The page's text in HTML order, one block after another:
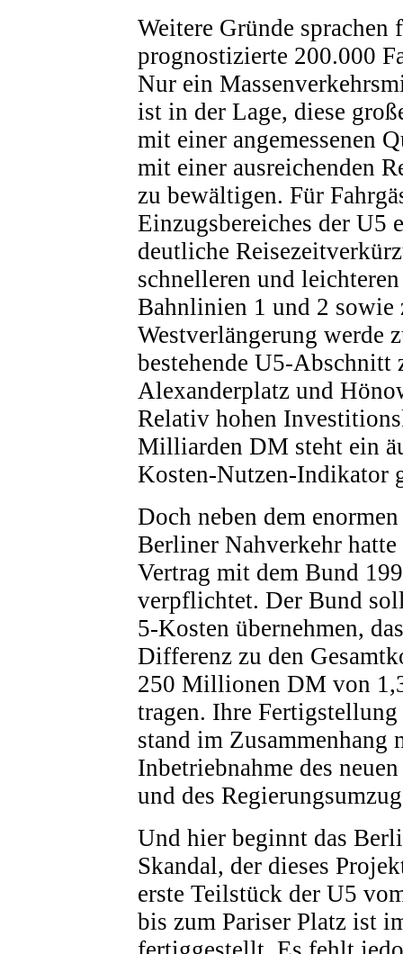
Weitere Gründe
prognostizierte 200.000
Nur ein
ist in der Lage, diese
mit einer angemessenen
mit einer ausreichenden
zu bewältigen. Für
Einzugsbereiches der U5
deutliche
schnelleren und
Bahnlinien 1 und 2
Westverlängerung werde
bestehende U5-Abschnitt
Alexanderplatz und
Relativ hohen
Milliarden DM steht ein
Kosten-Nutzen-Indikator
Doch neben dem
Berliner Nahverkehr
Vertrag mit dem Bund
verpflichtet. Der Bund
5-Kosten übernehmen,
Differenz zu den
250 Millionen DM von
tragen. Ihre
stand im Zusammenhang
Inbetriebnahme des
und des
Und hier beginnt das
Skandal, der dieses
erste Teilstück der U5
bis zum Pariser Platz ist